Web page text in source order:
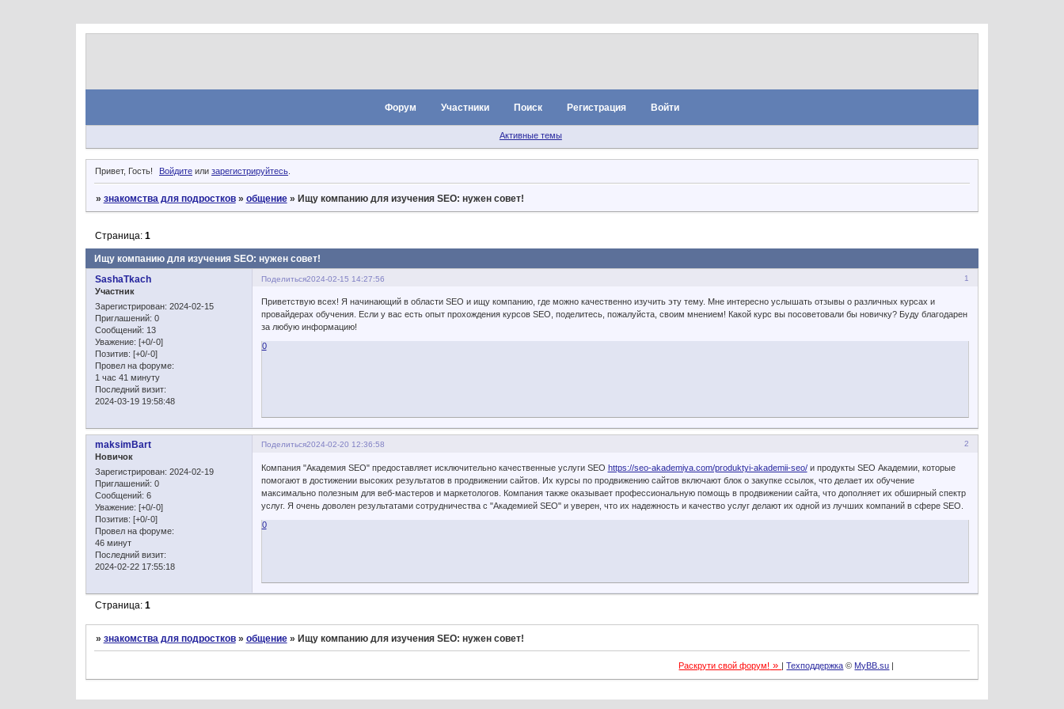
Форум Участники Поиск Регистрация Войти
Активные темы
Привет, Гость! Войдите илизарегистрируйтесь.
» знакомства для подростков » общение » Ищу компанию для изучения SEO: нужен совет!
Ищу компанию для изучения SEO: нужен совет!
Страница: 1
Поделиться 1
2024-02-15 14:27:56
SashaTkach
Участник
Зарегистрирован: 2024-02-15
Приглашений: 0
Сообщений: 13
Уважение: [+0/-0]
Позитив: [+0/-0]
Провел на форуме:
1 час 41 минуту
Последний визит:
2024-03-19 19:58:48
Приветствую всех! Я начинающий в области SEO и ищу компанию, где можно качественно изучить эту тему. Мне интересно услышать отзывы о различных курсах и
провайдерах обучения. Если у вас есть опыт прохождения курсов SEO, поделитесь, пожалуйста, своим мнением! Какой курс вы посоветовали бы новичку? Буду благодарен
за любую информацию!
0
Поделиться 2
2024-02-20 12:36:58
maksimBart
Новичок
Зарегистрирован: 2024-02-19
Приглашений: 0
Сообщений: 6
Уважение: [+0/-0]
Позитив: [+0/-0]
Провел на форуме:
46 минут
Последний визит:
2024-02-22 17:55:18
Компания "Академия SEO" предоставляет исключительно качественные услуги SEO https://seo-akademiya.com/produktyi-akademii-seo/и продукты SEO Академии, которые
помогают в достижении высоких результатов в продвижении сайтов. Их курсы по продвижению сайтов включают блок о закупке ссылок, что делает их обучение
максимально полезным для веб-мастеров и маркетологов. Компания также оказывает профессиональную помощь в продвижении сайта, что дополняет их обширный спектр
услуг. Я очень доволен результатами сотрудничества с "Академией SEO" и уверен, что их надежность и качество услуг делают их одной из лучших компаний в сфере SEO.
0
Страница: 1
» знакомства для подростков » общение » Ищу компанию для изучения SEO: нужен совет!
Раскрути свой форум! » |Техподдержка © MyBB.su